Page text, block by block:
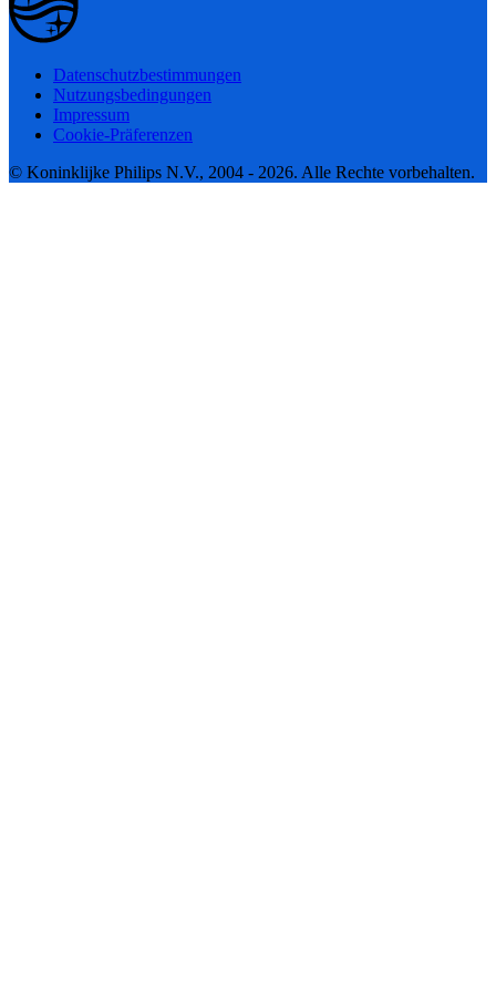
Datenschutzbestimmungen
Nutzungsbedingungen
Impressum
Cookie-Präferenzen
© Koninklijke Philips N.V., 2004 - 2026. Alle Rechte vorbehalten.